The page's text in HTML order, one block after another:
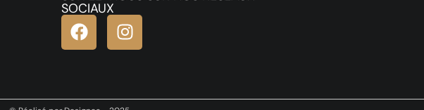
SOCIAUX